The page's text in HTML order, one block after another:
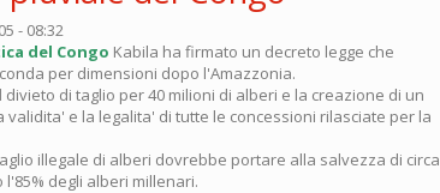
- 08:32
del Congo Kabila ha firmato un decreto legge che
per dimensioni dopo l'Amazzonia.
di taglio per 40 milioni di alberi e la creazione di un
e la legalita' di tutte le concessioni rilasciate per la
illegale di alberi dovrebbe portare alla salvezza di circa
degli alberi millenari.